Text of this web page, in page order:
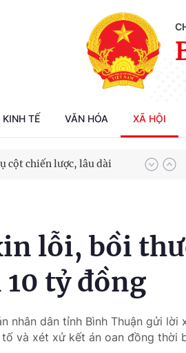
KINH TẾ VĂN HÓA XÃ HỘI
kỷ nguyên mới
Chiến dịch 500 ngày đêm tìm kiếm, quy tập và xác định danh tính hài cốt liệt sĩ
Bảo vệ nền tảng tư tưởng của Đảng trong kỷ nguyên phát triển mới
cột chiến lược, lâu dài
lỗi, bồi
10 tỷ đồng
nhân dân tỉnh Bình Thuận gửi
và xét xử kết án oan đồng thời